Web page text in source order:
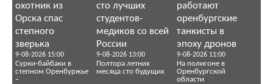
охотник из
Орска спас
степного
зверька
9-08-2026 15:00
Сурки-байбаки в
степном Оренбуржье
–
сто лучших
студентов-
медиков со всей
России
9-08-2026 13:00
Полтора летних
месяца сто будущих
работают
оренбургские
танкисты в
эпоху дронов
9-08-2026 11:00
На полигоне в
Оренбургской
области